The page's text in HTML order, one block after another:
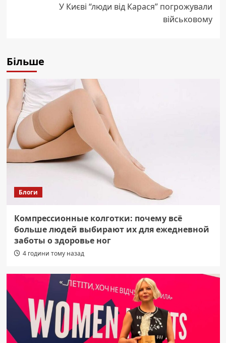
У Києві “люди від Карася” погрожували
військовому
Більше
Блоги
Компрессионные колготки: почему всё
больше людей выбирают их для ежедневной
заботы о здоровье ног
4 години тому назад